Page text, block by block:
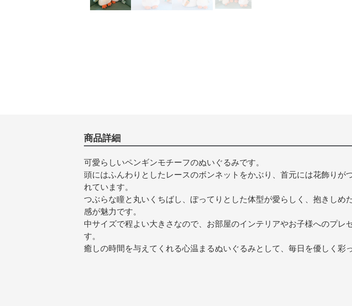
商品詳細
可愛らしいペンギンモチーフのぬいぐるみです。
頭にはふんわりとしたレースのボンネットをかぶり、首元には花飾りが
れています。
つぶらな瞳と丸いくちばし、ぽってりとした体型が愛らしく、抱きしめ
感が魅力です。
中サイズで程よい大きさなので、お部屋のインテリアやお子様へのプレ
す。
癒しの時間を与えてくれる心温まるぬいぐるみとして、毎日を優しく彩